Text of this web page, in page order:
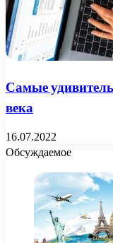
Самые
века
16.07.2022
Обсуждаемое